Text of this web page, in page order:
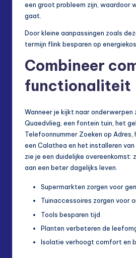
een groot probleem zijn, waardoor
gaat.
Door kleine aanpassingen zoals
termijn flink besparen op
Combineer
functionaliteit
Wanneer je kijkt naar onderwerpen
Quaedvlieg, een fontein tuin, het
Telefoonnummer Zoeken op Adres,
een Calathea en het installeren
zie je een duidelijke overeenkomst:
aan een beter dagelijks leven.
Supermarkten zorgen voor
Tuinaccessoires zorgen voor
Tools besparen tijd
Planten verbeteren de
Isolatie verhoogt comfort en